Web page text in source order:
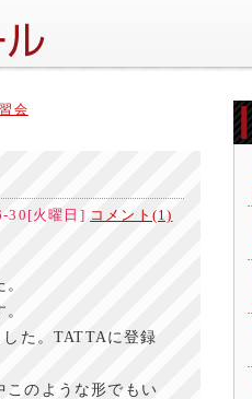
会
30[火曜日] コメント(1)
た。TATTAに登録
このような形でもい